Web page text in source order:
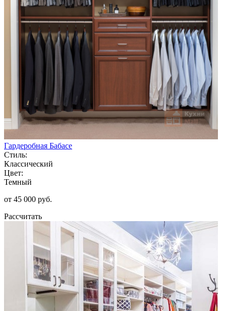
Гардеробная Бабасе
Стиль:
Классический
Цвет:
Темный
от 45 000 руб.
Рассчитать